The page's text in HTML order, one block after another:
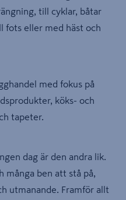
till cyklar, båtar
fots eller med häst och
med fokus på
köks- och
tapeter.
dag är den andra lik.
ben att stå på,
utmanande. Framför allt